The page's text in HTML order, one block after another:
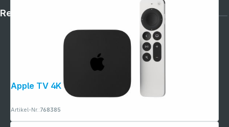
Apple TV 4K 128GB Wi-Fi + Ethernet
Artikel-Nr.:768385
Rechtliches